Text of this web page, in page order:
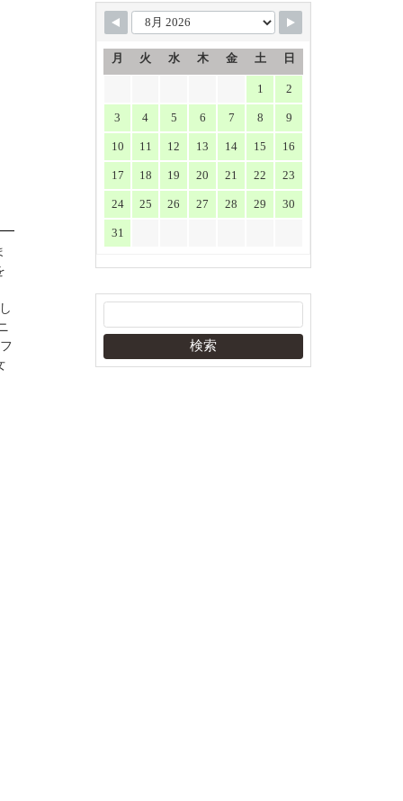
月 火 水 木 金 土 日
1 2
3 4 5 6 7 8 9
10 11 12 13 14 15 16
17 18 19 20 21 22 23
24 25 26 27 28 29 30
31